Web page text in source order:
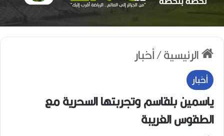
الرئيسية/أخبار
أخبار
ياسمين بلقاسم وتجربتها السحرية مع
الطقوس الغريبة